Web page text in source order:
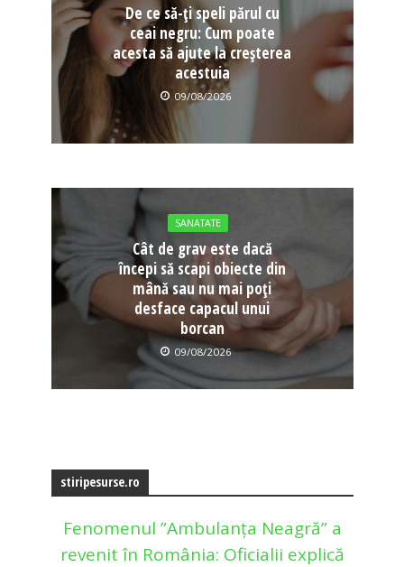
De ce să-ți speli părul cu
ceai negru: Cum poate
acesta să ajute la creșterea
acestuia
09/08/2026
SANATATE
Cât de grav este dacă
începi să scapi obiecte din
mână sau nu mai poți
desface capacul unui
borcan
09/08/2026
stiripesurse.ro
Fenomenul ”Ambulanța Neagră” a
revenit în România: Oficialii explică